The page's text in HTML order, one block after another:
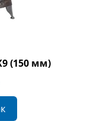
(150 мм)